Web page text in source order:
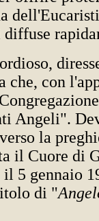
diffuse
che, con
Angeli".
la
il Cuore di
5 gennaio
di "